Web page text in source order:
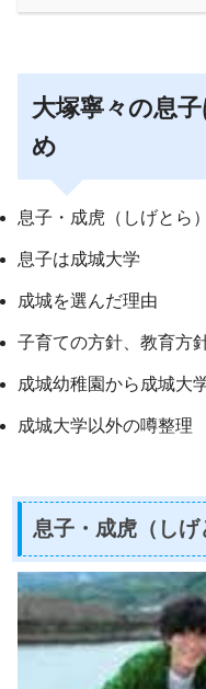
大塚寧々の息
め
息子・成虎（しげとら
息子は成城大学
成城を選んだ理由
子育ての方針、教育方
成城幼稚園から成城大
成城大学以外の噂整理
息子・成虎（し